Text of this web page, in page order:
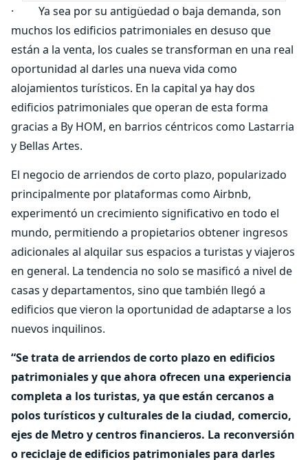
· Ya sea por su antigüedad o baja demanda, son
muchos los edificios patrimoniales en desuso que
están a la venta, los cuales se transforman en una real
oportunidad al darles una nueva vida como
alojamientos turísticos. En la capital ya hay dos
edificios patrimoniales que operan de esta forma
gracias a By HOM, en barrios céntricos como Lastarria
y Bellas Artes.
El negocio de arriendos de corto plazo, popularizado
principalmente por plataformas como Airbnb,
experimentó un crecimiento significativo en todo el
mundo, permitiendo a propietarios obtener ingresos
adicionales al alquilar sus espacios a turistas y viajeros
en general. La tendencia no solo se masificó a nivel de
casas y departamentos, sino que también llegó a
edificios que vieron la oportunidad de adaptarse a los
nuevos inquilinos.
“Se trata de arriendos de corto plazo en edificios
patrimoniales y que ahora ofrecen una experiencia
completa a los turistas, ya que están cercanos a
polos turísticos y culturales de la ciudad, comercio,
ejes de Metro y centros financieros. La reconversión
o reciclaje de edificios patrimoniales para darles